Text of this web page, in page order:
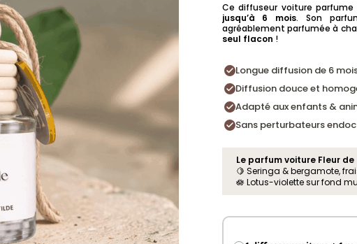
Ce diffuseur voiture
jusqu’à 6 mois. Son
agréablement parfumée à
seul flacon !
Longue diffusion de 6
Diffusion douce et
Adapté aux enfants &
Sans perturbateurs
Le parfum voiture Fleur de
🍋 Seringa & bergamote,
🪷 Lotus-violette sur fond